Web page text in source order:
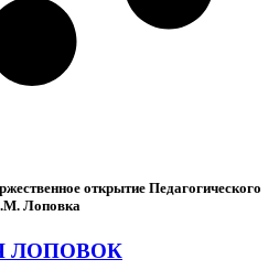
открытие Педагогического
Лоповка
ЛОПОВОК